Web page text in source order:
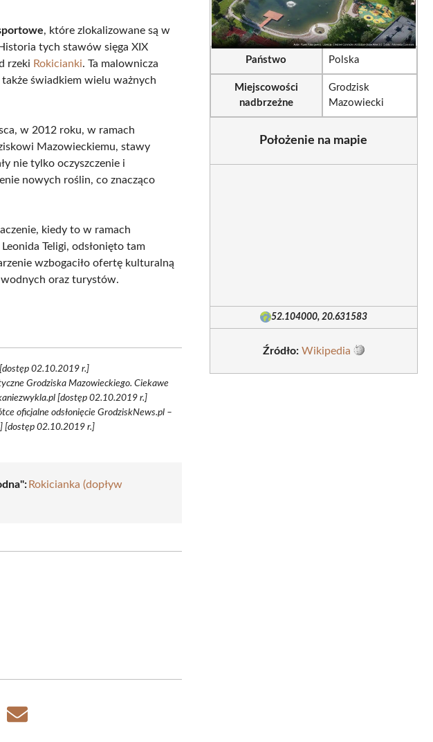
, które zlokalizowane są w
tych stawów sięga XIX
rzeki Rokicianki. Ta malownicza
świadkiem wielu ważnych
w 2012 roku, w ramach
Mazowieckiemu, stawy
nie tylko oczyszczenie i
nowych roślin, co znacząco
kiedy to w ramach
Teligi, odsłonięto tam
wzbogaciło ofertę kulturalną
oraz turystów.
02.10.2019 r.]
Grodziska Mazowieckiego. Ciekawe
[dostęp 02.10.2019 r.]
oficjalne odsłonięcie GrodziskNews.pl –
[dostęp 02.10.2019 r.]
Rokicianka (dopływ
Share
Państwo Polska
Miejscowości
nadbrzeżne
Grodzisk
Mazowiecki
Położenie na mapie
52.104000, 20.631583
Źródło: Wikipedia